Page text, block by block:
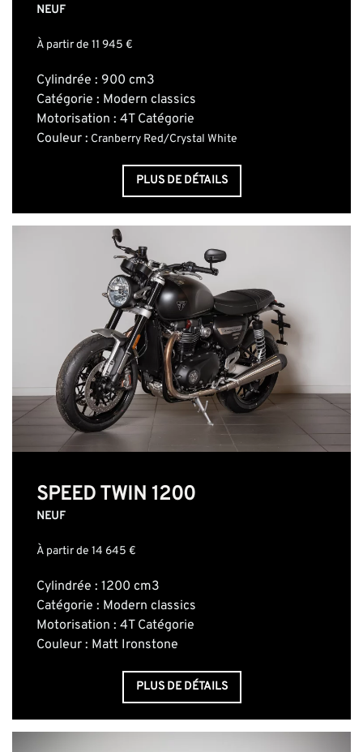
NEUF
À partir de 11 945 €
Cylindrée : 900 cm3
Catégorie : Modern classics
Motorisation : 4T Catégorie
Couleur : Cranberry Red/Crystal White
PLUS DE DÉTAILS
SPEED TWIN 1200
NEUF
À partir de 14 645 €
Cylindrée : 1200 cm3
Catégorie : Modern classics
Motorisation : 4T Catégorie
Couleur : Matt Ironstone
PLUS DE DÉTAILS